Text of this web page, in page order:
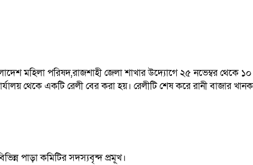
মহিলা পরিষদ,রাজশাহী জেলা শাখার উদ্যোগে ২৫ নভেম্বর থেকে ১০
থেকে একটি রেলী বের করা হয়। রেলীটি শেষ করে রানী বাজার
পাড়া কমিটির সদস্যবৃন্দ প্রমূখ।